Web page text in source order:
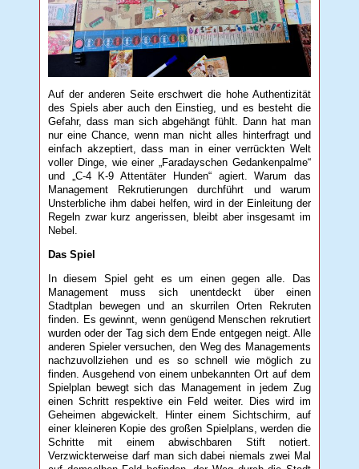
Auf der anderen Seite erschwert die hohe Authentizität
des Spiels aber auch den Einstieg, und es besteht die
Gefahr, dass man sich abgehängt fühlt. Dann hat man
nur eine Chance, wenn man nicht alles hinterfragt und
einfach akzeptiert, dass man in einer verrückten Welt
voller Dinge, wie einer „Faradayschen Gedankenpalme“
und „C-4 K-9 Attentäter Hunden“ agiert. Warum das
Management Rekrutierungen durchführt und warum
Unsterbliche ihm dabei helfen, wird in der Einleitung der
Regeln zwar kurz angerissen, bleibt aber insgesamt im
Nebel.
Das Spiel
In diesem Spiel geht es um einen gegen alle. Das
Management muss sich unentdeckt über einen
Stadtplan bewegen und an skurrilen Orten Rekruten
finden. Es gewinnt, wenn genügend Menschen rekrutiert
wurden oder der Tag sich dem Ende entgegen neigt. Alle
anderen Spieler versuchen, den Weg des Managements
nachzuvollziehen und es so schnell wie möglich zu
finden. Ausgehend von einem unbekannten Ort auf dem
Spielplan bewegt sich das Management in jedem Zug
einen Schritt respektive ein Feld weiter. Dies wird im
Geheimen abgewickelt. Hinter einem Sichtschirm, auf
einer kleineren Kopie des großen Spielplans, werden die
Schritte mit einem abwischbaren Stift notiert.
Verzwickterweise darf man sich dabei niemals zwei Mal